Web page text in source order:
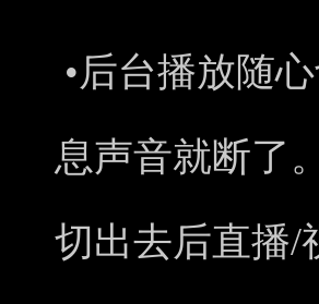
•后台播放随心
息声音就断了
切出去后直播/